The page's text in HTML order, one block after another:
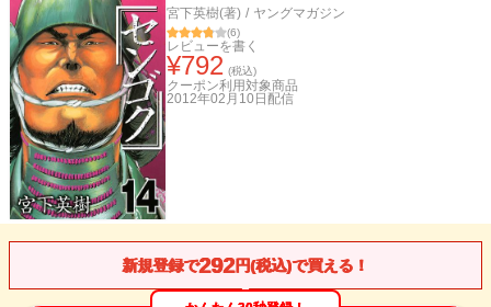
宮下英樹(著) / ヤングマガジン
(6)
レビューを書く
¥792 (税込)
クーポン利用対象商品
2012年02月10日 配信
新規登録で292円(税込)で買える！